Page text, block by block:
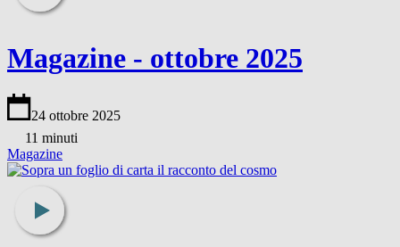
Magazine - ottobre 2025
24 ottobre 2025
11 minuti
Magazine